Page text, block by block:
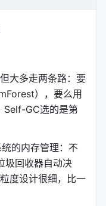
，或者结果回来了
transcript归一
数据当成真实内容
醒标记，告诉模
，避免模型学歪。
大多走两条路：要
），要么用
Self-GC选的是第
的内存管理：不
圾回收器自动决
度设计很细，比一